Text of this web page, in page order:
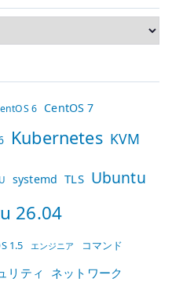
6 CentOS 7
Kubernetes KVM
systemd TLS Ubuntu
26.04
1.5 エンジニア コマンド
リティ ネットワーク